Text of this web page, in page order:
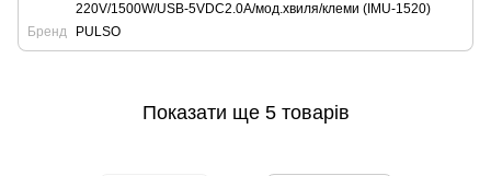
220V/1500W/USB-5VDC2.0A/мод.хвиля/клеми (IMU-1520)
Бренд
PULSO
Показати ще 5 товарів